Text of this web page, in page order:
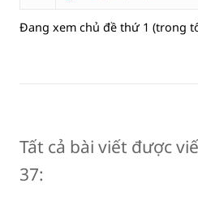
Đang xem chủ đề thứ 1 (trong
Tất cả bài viết được
37: